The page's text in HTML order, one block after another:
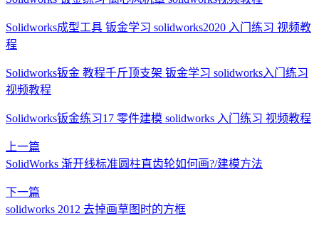
Solidworks成型工具 钣金学习 solidworks2020 入门练习 视频教
程
Solidworks钣金 教程千斤顶支架 钣金学习 solidworks入门练习
视频教程
Solidworks钣金练习17 零件建模 solidworks 入门练习 视频教程
上一篇
SolidWorks 渐开线标准圆柱直齿轮如何画?/建模方法
下一篇
solidworks 2012 去掉画草图时的方框